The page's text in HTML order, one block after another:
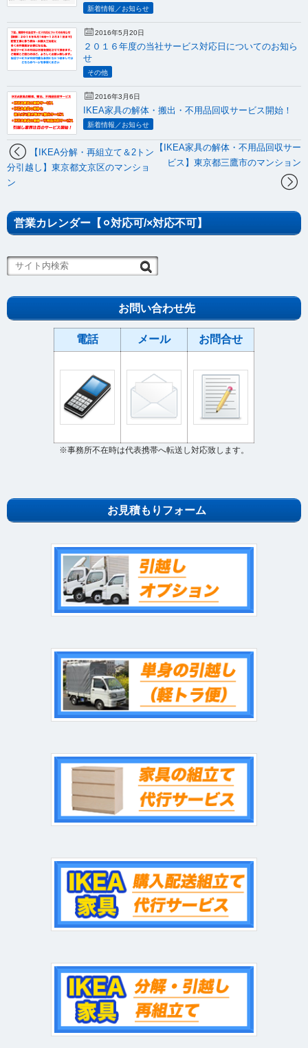
新着情報／お知らせ
2016年5月20日
２０１６年度の当社サービス対応日についてのお知ら
せ
その他
2016年3月6日
IKEA家具の解体・搬出・不用品回収サービス開始！
新着情報／お知らせ
【IKEA家具の解体・不用品回収サー
ビス】東京都三鷹市のマンション
【IKEA分解・再組立て＆2トン
分引越し】東京都文京区のマンショ
ン
営業カレンダー【⚪︎対応可/×対応不可】
お問い合わせ先
電話 メール お問合せ
※事務所不在時は代表携帯へ転送し対応致します。
お見積もりフォーム